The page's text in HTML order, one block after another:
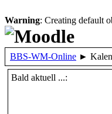
Warning: Creating default
BBS-WM-Online ►
Bald aktuell ...: